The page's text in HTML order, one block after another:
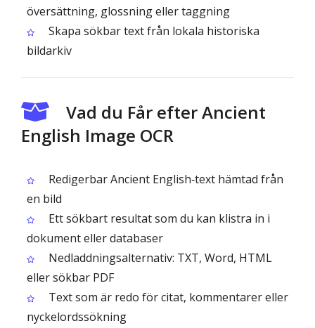
översättning, glossning eller taggning
Skapa sökbar text från lokala historiska
bildarkiv
Vad du Får efter Ancient
English Image OCR
Redigerbar Ancient English‑text hämtad från
en bild
Ett sökbart resultat som du kan klistra in i
dokument eller databaser
Nedladdningsalternativ: TXT, Word, HTML
eller sökbar PDF
Text som är redo för citat, kommentarer eller
nyckelordssökning